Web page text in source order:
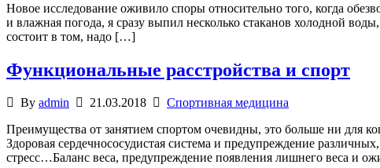
Новое исследование оживило споры относительно того, когда
и влажная погода, я сразу выпил несколько стаканов холодной
состоит в том, надо […]
Функциональные расстройства и спорт
By admin 21.03.2018
Спортивная медицина
Преимущества от занятием спортом очевидны, это больше ни для
Здоровая сердечнососудистая система и предупреждение
стресс…Баланс веса, предупреждение появления лишнего веса и